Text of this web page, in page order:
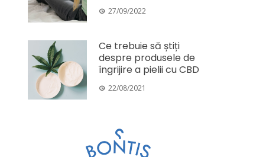
27/09/2022
Ce trebuie să știți
despre produsele de
îngrijire a pielii cu CBD
22/08/2021